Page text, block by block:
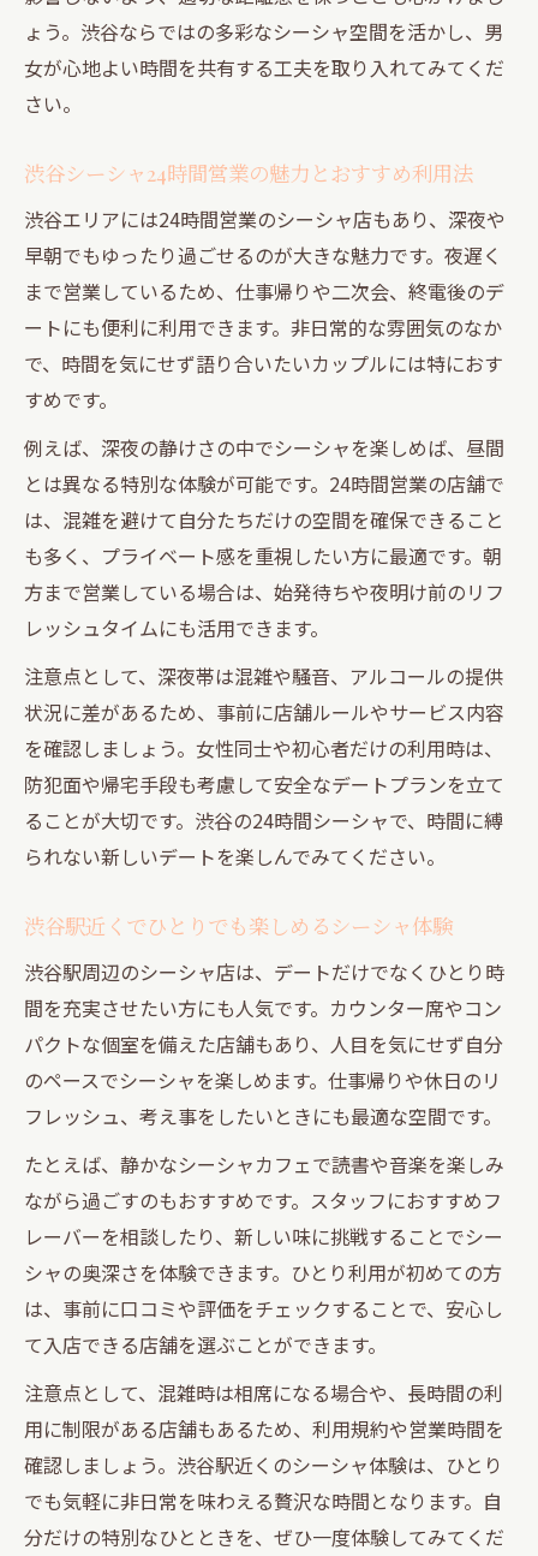
ょう。渋谷ならではの多彩なシーシャ空間を活かし、男
女が心地よい時間を共有する工夫を取り入れてみてくだ
さい。
渋谷シーシャ24時間営業の魅力とおすすめ利用法
渋谷エリアには24時間営業のシーシャ店もあり、深夜や
早朝でもゆったり過ごせるのが大きな魅力です。夜遅く
まで営業しているため、仕事帰りや二次会、終電後のデ
ートにも便利に利用できます。非日常的な雰囲気のなか
で、時間を気にせず語り合いたいカップルには特におす
すめです。
例えば、深夜の静けさの中でシーシャを楽しめば、昼間
とは異なる特別な体験が可能です。24時間営業の店舗で
は、混雑を避けて自分たちだけの空間を確保できること
も多く、プライベート感を重視したい方に最適です。朝
方まで営業している場合は、始発待ちや夜明け前のリフ
レッシュタイムにも活用できます。
注意点として、深夜帯は混雑や騒音、アルコールの提供
状況に差があるため、事前に店舗ルールやサービス内容
を確認しましょう。女性同士や初心者だけの利用時は、
防犯面や帰宅手段も考慮して安全なデートプランを立て
ることが大切です。渋谷の24時間シーシャで、時間に縛
られない新しいデートを楽しんでみてください。
渋谷駅近くでひとりでも楽しめるシーシャ体験
渋谷駅周辺のシーシャ店は、デートだけでなくひとり時
間を充実させたい方にも人気です。カウンター席やコン
パクトな個室を備えた店舗もあり、人目を気にせず自分
のペースでシーシャを楽しめます。仕事帰りや休日のリ
フレッシュ、考え事をしたいときにも最適な空間です。
たとえば、静かなシーシャカフェで読書や音楽を楽しみ
ながら過ごすのもおすすめです。スタッフにおすすめフ
レーバーを相談したり、新しい味に挑戦することでシー
シャの奥深さを体験できます。ひとり利用が初めての方
は、事前に口コミや評価をチェックすることで、安心し
て入店できる店舗を選ぶことができます。
注意点として、混雑時は相席になる場合や、長時間の利
用に制限がある店舗もあるため、利用規約や営業時間を
確認しましょう。渋谷駅近くのシーシャ体験は、ひとり
でも気軽に非日常を味わえる贅沢な時間となります。自
分だけの特別なひとときを、ぜひ一度体験してみてくだ